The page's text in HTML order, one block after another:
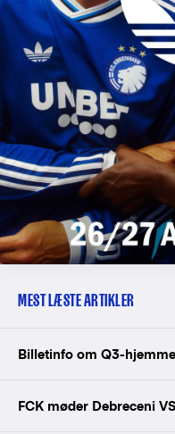
MEST LÆSTE ARTIKLER
Billetinfo om Q3-
FCK møder Debreceni